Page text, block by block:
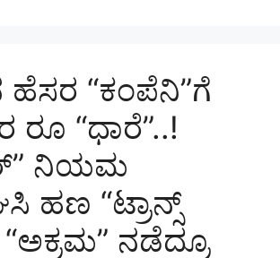
ಹೆಸರ “ಕಂಪೆನಿ”ಗೆ
ರೂ “ಧಾರೆ”..!
ನಿಯಮ
ಹಣ “ಟ್ರಾನ್ಸ್
ನಡೆದ್ರೂ